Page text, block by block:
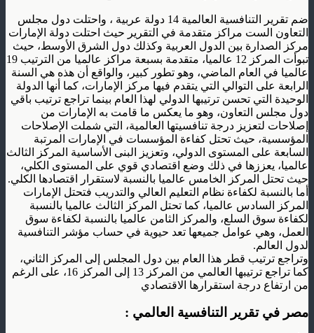
ضم تقرير التنافسية العالمية 14 دولة عربية ، واحتلت دول مجلس
التعاون الست مراكز متقدمة في التقرير حيث احتلت دولة الإمارات
مركز الصدارة بين الدول العربية وكذلك دول الشرق الأوسط، حيث
تبوأت المركز 12 عالميا، متقدمة بسبعة مراكز عالميا من الترتيب 19
عالميا في العام الماضي، وهو تطور كبير، والواقع أن هذه هي السنة
الرابعة على التوالي التي يتقدم فيها مركز الإمارات، كما أنها الدولة
الوحيدة التي تحسن ترتيبها الدولي لهذا العام بينما تراجع ترتيب باقي
دول مجلس التعاون، وهو ما يعكس ما قامت به الإمارات من
إصلاحات لتعزيز درجة تنافسيتها العالمية، التي شملت الإصلاحات
المؤسسية، حيث تحتل كفاءة المؤسسات في الإمارات المرتبة
السابعة على المستوى الدولي، وتعزيز البنى الأساسية المركز الثالث
عالميا، يعززها في ذلك وضع اقتصادي قوي على المستوى الكلي،
حيث تحتل المركز الخامس عالميا بالنسبة لاستقرار اقتصادها الكلي.
أما بالنسبة لكفاءة نظام التعليم العالي والتدريب فتحتل الإمارات
المركز السادس عالميا، كما تحتل المركز الثالث عالميا بالنسبة
لكفاءة سوق السلع، والمركز الثامن عالميا بالنسبة لكفاءة سوق
العمل، وهي عوامل جميعها تعد حيوية في حساب مؤشر التنافسية
لدول العالم.
وتراجع ترتيب قطر هذا العام بين دول المجلس إلى المركز الثاني،
كما تراجع ترتيبها العالمي من المركز 13 إلى المركز 16، على الرغم
من ارتفاع درجة استقرارها الاقتصادي
مصر في تقرير التنافسية العالمي :